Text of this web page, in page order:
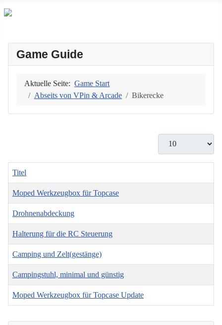
Game Guide
Aktuelle Seite: Game Start
Abseits von VPin & Arcade
Bikerecke
Anzeige #
Titel
Moped Werkzeugbox für Topcase
Drohnenabdeckung
Halterung für die RC Steuerung
Camping und Zelt(gestänge)
Campingstuhl, minimal und günstig
Moped Werkzeugbox für Topcase Update